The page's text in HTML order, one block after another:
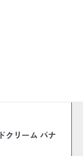
クリーム バナ